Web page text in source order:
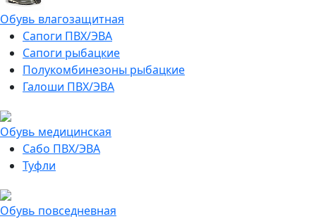
Обувь влагозащитная
Сапоги ПВХ/ЭВА
Сапоги рыбацкие
Полукомбинезоны рыбацкие
Галоши ПВХ/ЭВА
Обувь медицинская
Сабо ПВХ/ЭВА
Туфли
Обувь повседневная